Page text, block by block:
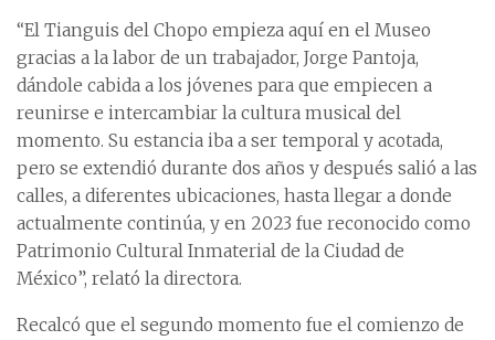
“El Tianguis del Chopo empieza aquí en el Museo
gracias a la labor de un trabajador, Jorge Pantoja,
dándole cabida a los jóvenes para que empiecen a
reunirse e intercambiar la cultura musical del
momento. Su estancia iba a ser temporal y acotada,
pero se extendió durante dos años y después salió a las
calles, a diferentes ubicaciones, hasta llegar a donde
actualmente continúa, y en 2023 fue reconocido como
Patrimonio Cultural Inmaterial de la Ciudad de
México”, relató la directora.
Recalcó que el segundo momento fue el comienzo de